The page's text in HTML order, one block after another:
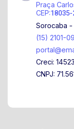
Praça
CEP:18035-
Sorocaba -
(15) 2101-
Creci:
CNPJ: